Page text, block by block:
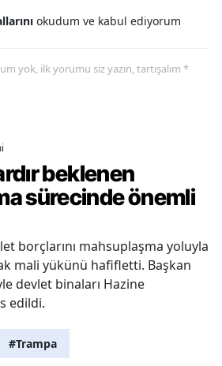
okudum ve kabul ediyorum
yok, ilk yorumu siz yazın, tartışalım *
beklenen
sürecinde önemli
borçlarını mahsuplaşma yoluyla
mali yükünü hafifletti. Başkan
devlet binaları Hazine
edildi.
#Trampa